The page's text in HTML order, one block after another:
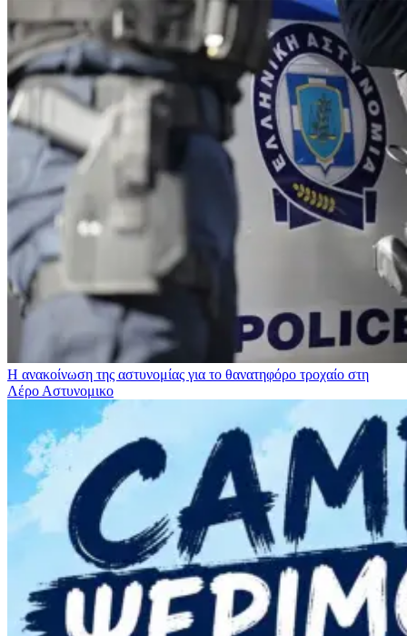
Η ανακοίνωση της αστυνομίας για το θανατηφόρο τροχαίο στη
Λέρο Αστυνομικο